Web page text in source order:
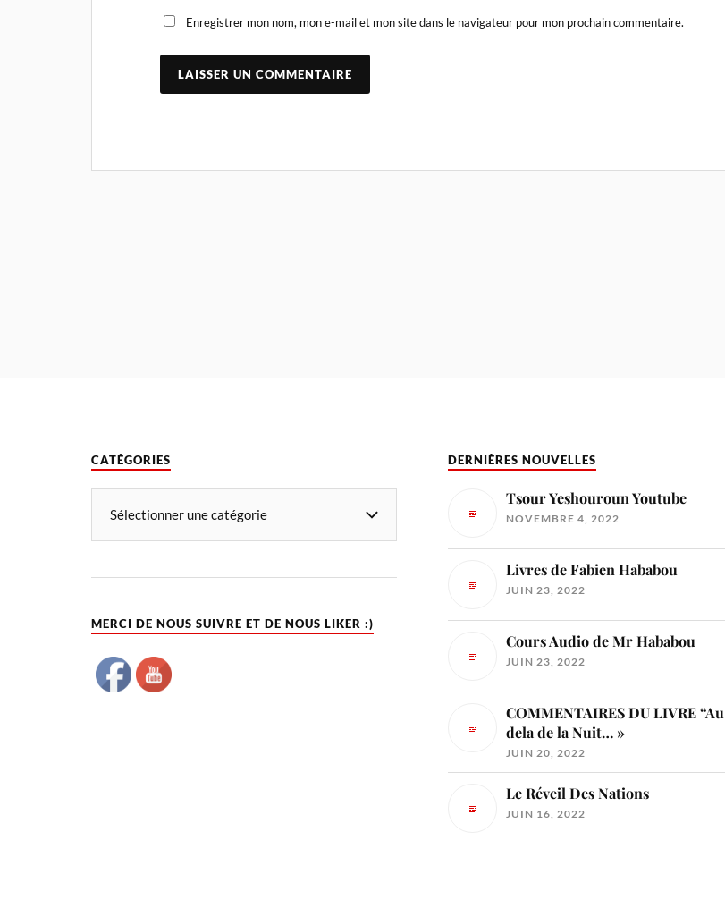
Enregistrer mon nom, mon e-mail et mon site dans le navigateur pour mon prochain commentaire.
CATÉGORIES
MERCI DE NOUS SUIVRE ET DE NOUS LIKER :)
DERNIÈRES NOUVELLES
Tsour Yeshouroun Youtube
NOVEMBRE 4, 2022
Livres de Fabien Hababou
JUIN 23, 2022
Cours Audio de Mr Hababou
JUIN 23, 2022
COMMENTAIRES DU LIVRE “Au
dela de la Nuit… »
JUIN 20, 2022
Le Réveil Des Nations
JUIN 16, 2022